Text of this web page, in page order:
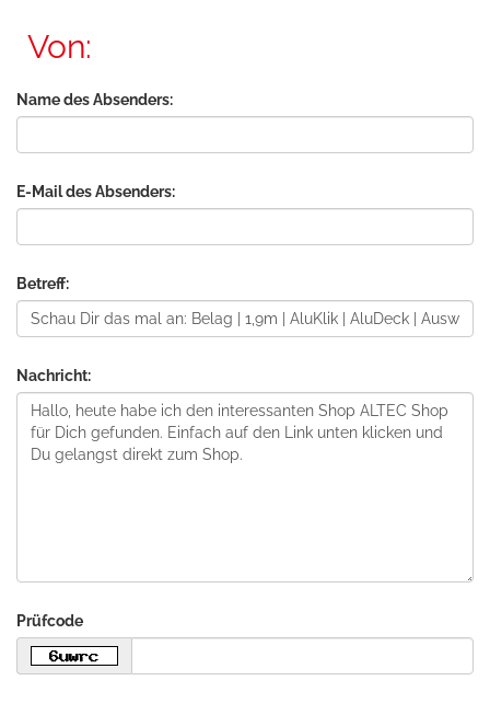
Von:
Name des Absenders:
E-Mail des Absenders:
Betreff:
Nachricht:
Prüfcode